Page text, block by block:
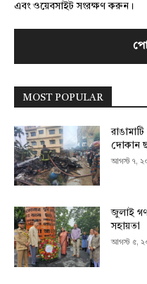
এবং ওয়েবসাইট সংরক্ষণ করুন।
MOST POPULAR
দোকান
আগস্ট ৭,
জুলাই
সহায়তা
আগস্ট ৫,